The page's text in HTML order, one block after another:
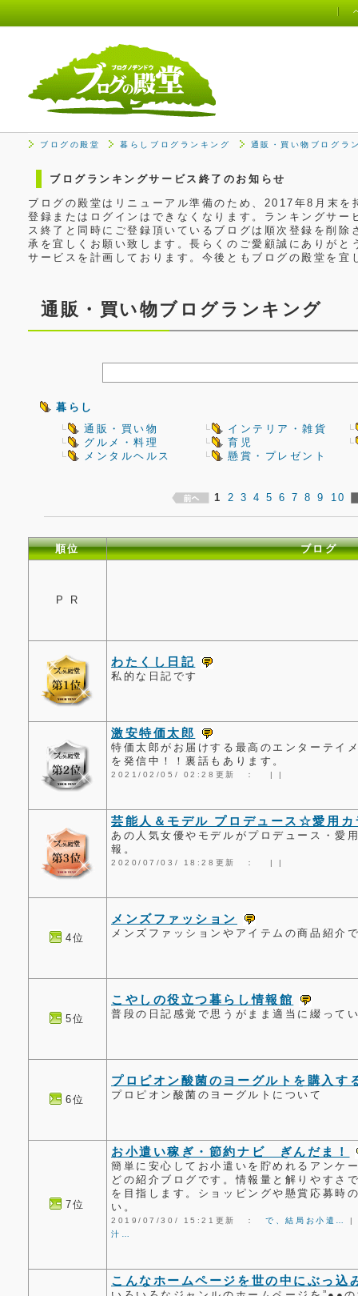
ブログの殿堂 暮らしブログランキング 通販・買い物ブログラ
ブログランキングサービス終了のお知らせ
ブログの殿堂はリニューアル準備のため、2017年8月末
登録またはログインはできなくなります。ランキングサ
ス終了と同時にご登録頂いているブログは順次登録を削
承を宜しくお願い致します。長らくのご愛顧誠にありが
サービスを計画しております。今後ともブログの殿堂を宜
通販・買い物ブログランキング
暮らし
通販・買い物
インテリア・雑貨
グルメ・料理
育児
メンタルヘルス
懸賞・プレゼント
1 2 3 4 5 6 7 8 9 10
順位 ブログ
P R
わたくし日記
私的な日記です
激安特価太郎
特価太郎がお届けする最高のエンターテイ
を発信中！！裏話もあります。
2021/02/05/ 02:28更新 ： | |
芸能人＆モデル プロデュース☆愛用
あの人気女優やモデルがプロデュース・愛
報。
2020/07/03/ 18:28更新 ： | |
4位
メンズファッション
メンズファッションやアイテムの商品紹介
5位
こやしの役立つ暮らし情報館
普段の日記感覚で思うがまま適当に綴って
6位
プロピオン酸菌のヨーグルトを購入す
プロピオン酸菌のヨーグルトについて
7位
お小遣い稼ぎ・節約ナビ ぎんだま！
簡単に安心してお小遣いを貯めれるアンケ
どの紹介ブログです。情報量と解りやすさ
を目指します。ショッピングや懸賞応募時
い。
2019/07/30/ 15:21更新 ：で、結局お小遣…
汁…
こんなホームページを世の中にぶっ込